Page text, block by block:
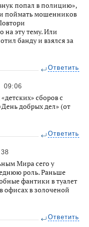
попал в полицию»,
поймать мошенников
на эту тему. Или
банду и взялся за
Ответить
09:06
сборов с
добрых дел» (от
Ответить
Мира сего у
роль. Раньше
фантики в туалет
офисах в золоченой
Ответить